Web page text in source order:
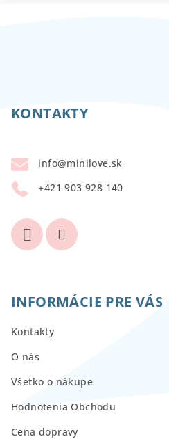
KONTAKTY
info@minilove.sk
+421 903 928 140
INFORMÁCIE PRE VÁS
Kontakty
O nás
Všetko o nákupe
Hodnotenia Obchodu
Cena dopravy